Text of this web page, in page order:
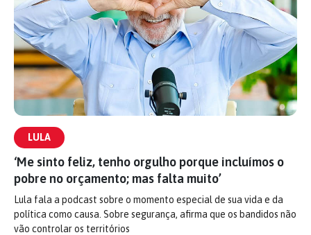
LULA
‘Me sinto feliz, tenho orgulho porque incluímos o
pobre no orçamento; mas falta muito’
Lula fala a podcast sobre o momento especial de sua vida e da
política como causa. Sobre segurança, afirma que os bandidos não
vão controlar os territórios